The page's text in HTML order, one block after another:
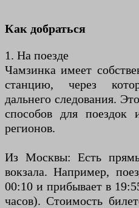
Как добраться
1. На поезде
Чамзинка имеет
станцию, через
дальнего следования.
способов для
регионов.
Из Москвы: Есть
вокзала. Например,
00:10 и прибывает в
часов). Стоимость